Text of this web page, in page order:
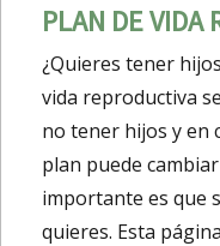
PLAN DE VIDA
¿Quieres tener
vida reproductiva
no tener hijos y en
plan puede
importante es que
quieres. Esta